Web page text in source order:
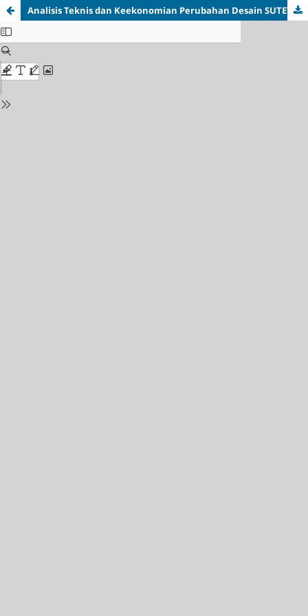
Analisis Teknis dan Keekonomian Perubahan Desain SUTET 500 kV dari Tower Normal Menjadi Tower Compact Lattice